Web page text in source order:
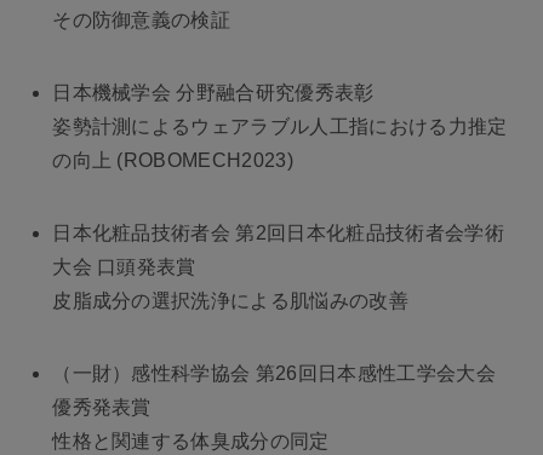
その防御意義の検証
日本機械学会 分野融合研究優秀表彰
姿勢計測によるウェアラブル人工指における力推定
の向上 (ROBOMECH2023)
日本化粧品技術者会 第2回日本化粧品技術者会学術
大会 口頭発表賞
皮脂成分の選択洗浄による肌悩みの改善
（一財）感性科学協会 第26回日本感性工学会大会
優秀発表賞
性格と関連する体臭成分の同定